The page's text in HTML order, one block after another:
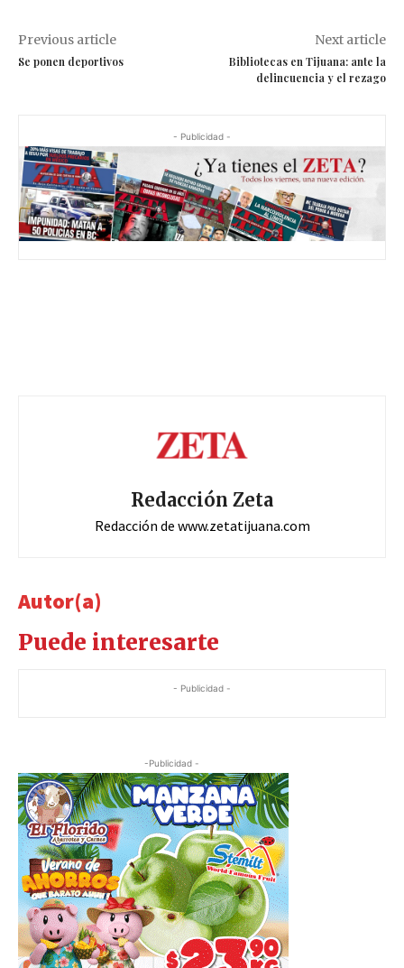
Previous article
Se ponen deportivos
Next article
Bibliotecas en Tijuana: ante la
delincuencia y el rezago
- Publicidad -
Redacción Zeta
Redacción de www.zetatijuana.com
Autor(a)
Puede interesarte
- Publicidad -
-Publicidad -